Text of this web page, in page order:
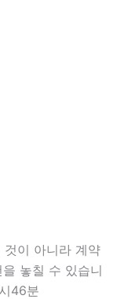
이 아니라 계약
놓칠 수 있습니
46분